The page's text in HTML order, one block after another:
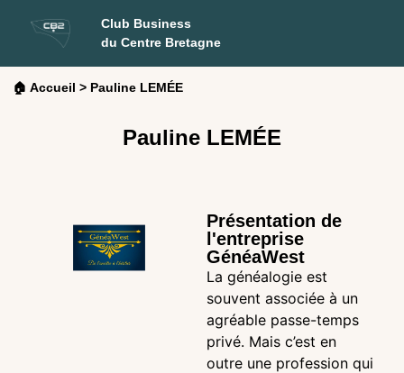
Club Business
du Centre Bretagne
🏠 Accueil > Pauline LEMÉE
Pauline LEMÉE
Présentation de
l'entreprise
GénéaWest
La généalogie est
souvent associée à un
agréable passe-temps
privé. Mais c’est en
outre une profession qui